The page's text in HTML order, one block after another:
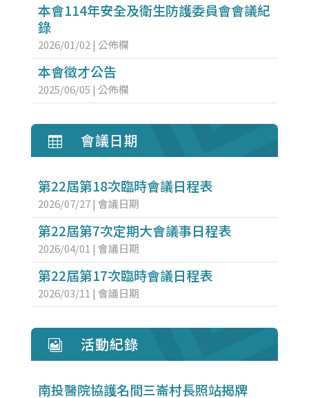
本會114年安全及衛生防護委員會會議紀
錄
2026/01/02 | 公佈欄
本會徵才公告
2025/06/05 | 公佈欄
 會議日期
第22屆第18次臨時會議日程表
2026/07/27| 會議日期
第22屆第7次定期大會議事日程表
2026/04/01 | 會議日期
第22屆第17次臨時會議日程表
2026/03/11 | 會議日期
 活動紀錄
南投醫院協護名間三崙村長照站揭牌